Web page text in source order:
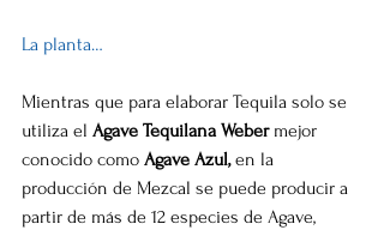
La planta…
Mientras que para elaborar Tequila solo se
utiliza el Agave Tequilana Weber mejor
conocido como Agave Azul, en la
producción de Mezcal se puede producir a
partir de más de 12 especies de Agave,